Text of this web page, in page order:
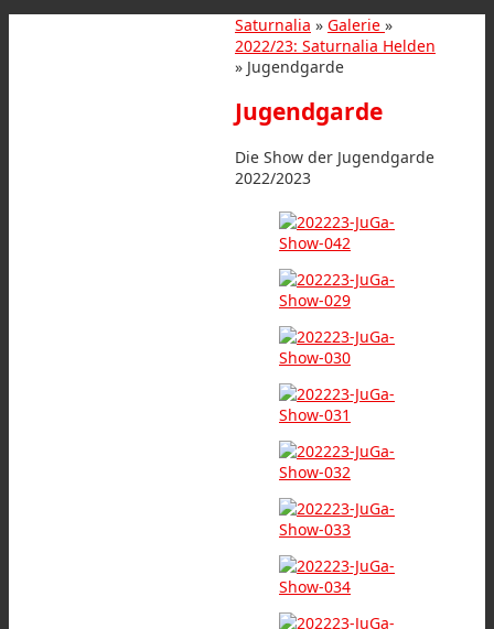
Saturnalia » Galerie »
2022/23: Saturnalia Helden
» Jugendgarde
Jugendgarde
Die Show der Jugendgarde
2022/2023